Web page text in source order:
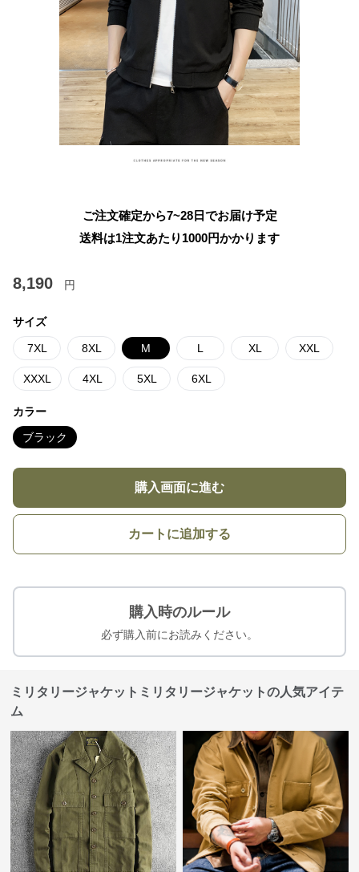
ご注文確定から7~28日でお届け予定
送料は1注文あたり 1000円かかります
8,190 円
サイズ
7XL 8XL M L XL XXL
XXXL 4XL 5XL 6XL
カラー
ブラック
購入画面に進む
カートに追加する
購入時のルール
必ず購入前にお読みください。
ミリタリージャケットミリタリージャケットの人気アイテ
ム